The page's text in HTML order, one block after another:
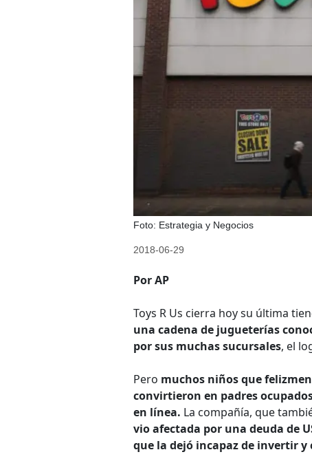
Foto: Estrategia y Negocios
2018-06-29
Por AP
Toys R Us cierra hoy su última
una cadena de jugueterías
por sus muchas sucursales, el
Pero muchos niños que
convirtieron en padres
en línea. La compañía, que
vio afectada por una deuda de
que la dejó incapaz de invertir